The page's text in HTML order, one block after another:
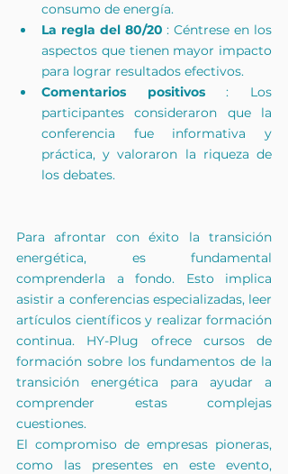
consumo de energía.
La regla del 80/20 : Céntrese en los
aspectos que tienen mayor impacto
para lograr resultados efectivos.
Comentarios positivos : Los
participantes consideraron que la
conferencia fue informativa y
práctica, y valoraron la riqueza de
los debates.
Para afrontar con éxito la transición
energética, es fundamental
comprenderla a fondo. Esto implica
asistir a conferencias especializadas, leer
artículos científicos y realizar formación
continua. HY-Plug ofrece cursos de
formación sobre los fundamentos de la
transición energética para ayudar a
comprender estas complejas
cuestiones.
El compromiso de empresas pioneras,
como las presentes en este evento,